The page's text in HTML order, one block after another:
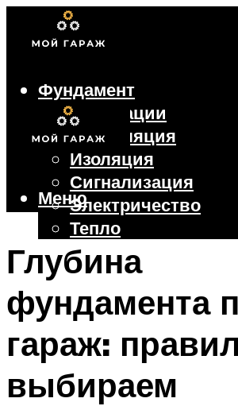
Фундамент
Коммуникации
Вентиляция
Изоляция
Сигнализация
Электричество
Тепло
Крыша
Ворота
Меню
Меню
Глубина
фундамента
гараж:
выбираем